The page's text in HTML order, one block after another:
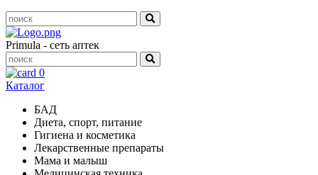
Primula - сеть аптек
0
Каталог
БАД
Диета, спорт, питание
Гигиена и косметика
Лекарственные препараты
Мама и малыш